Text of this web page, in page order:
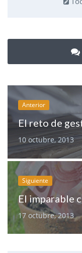
Anterior
10 octubre, 2013
Siguiente
17 octubre, 2013